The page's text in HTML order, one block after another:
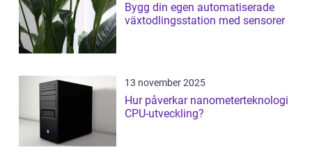
Bygg din egen automatiserade
växtodlingsstation med sensorer
13 november 2025
Hur påverkar nanometerteknologi
CPU-utveckling?